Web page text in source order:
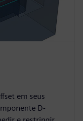
em seus
D-